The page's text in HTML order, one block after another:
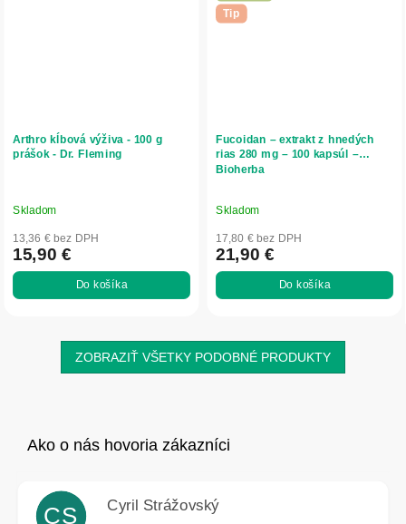
Arthro kĺbová výživa - 100 g
prášok - Dr. Fleming
Skladom
13,36 € bez DPH
15,90 €
Do košíka
Tip
Fucoidan – extrakt z hnedých
rias 280 mg – 100 kapsúl –
Bioherba
Skladom
17,80 € bez DPH
21,90 €
Do košíka
ZOBRAZIŤ VŠETKY PODOBNÉ PRODUKTY
CS Cyril Strážovský